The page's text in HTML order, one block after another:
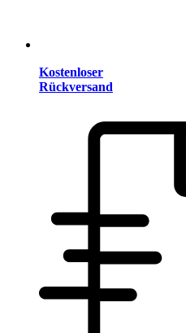
Kostenloser
Rückversand